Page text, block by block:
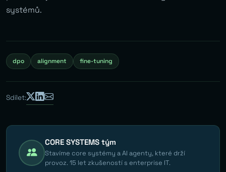
systémů.
dpo alignment fine-tuning
Sdílet:
CORE SYSTEMS tým
Stavíme core systémy a AI agenty, které drží
provoz. 15 let zkušeností s enterprise IT.